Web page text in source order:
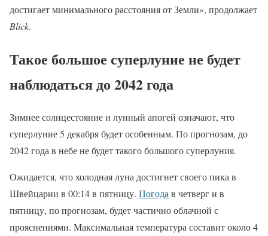
достигает минимального расстояния от Земли», продолжает
Blick.
Такое большое суперлуние не будет
наблюдаться до 2042 года
Зимнее солнцестояние и лунный апогей означают, что
суперлуние 5 декабря будет особенным. По прогнозам, до
2042 года в небе не будет такого большого суперлуния.
Ожидается, что холодная луна достигнет своего пика в
Швейцарии в 00:14 в пятницу. Погода в четверг и в
пятницу, по прогнозам, будет частично облачной с
прояснениями. Максимальная температура составит около 4